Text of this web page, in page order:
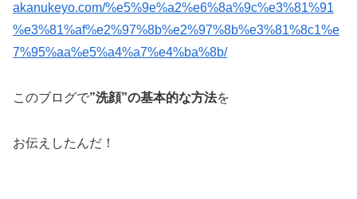
akanukeyo.com/%e5%9e%a2%e6%8a%9c%e3%81%91
%e3%81%af%e2%97%8b%e2%97%8b%e3%81%8c1%e
7%95%aa%e5%a4%a7%e4%ba%8b/
このブログで”洗顔”の基本的な方法を
お伝えしたんだ！